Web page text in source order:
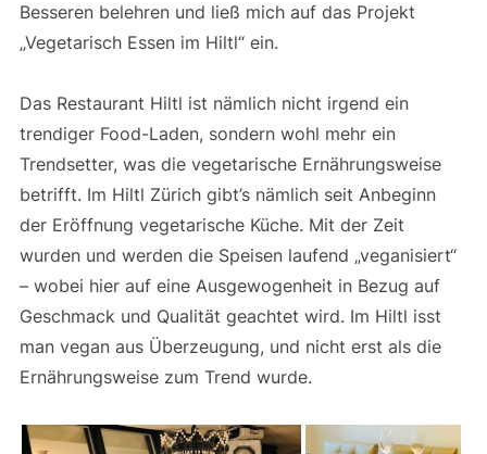
Besseren belehren und ließ mich auf das Projekt
„Vegetarisch Essen im Hiltl“ ein.
Das Restaurant Hiltl ist nämlich nicht irgend ein
trendiger Food-Laden, sondern wohl mehr ein
Trendsetter, was die vegetarische Ernährungsweise
betrifft. Im Hiltl Zürich gibt’s nämlich seit Anbeginn
der Eröffnung vegetarische Küche. Mit der Zeit
wurden und werden die Speisen laufend „veganisiert“
– wobei hier auf eine Ausgewogenheit in Bezug auf
Geschmack und Qualität geachtet wird. Im Hiltl isst
man vegan aus Überzeugung, und nicht erst als die
Ernährungsweise zum Trend wurde.